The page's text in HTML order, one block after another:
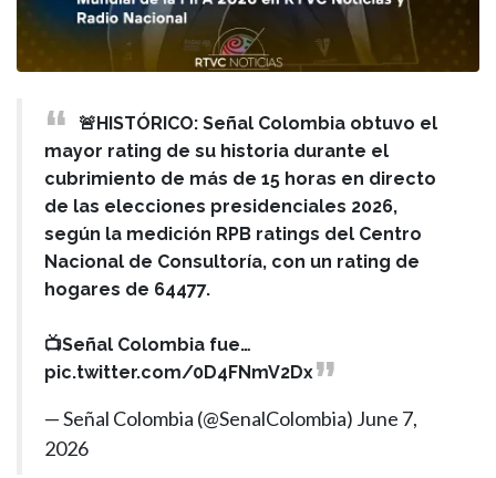
🚨HISTÓRICO: Señal Colombia obtuvo el
mayor rating de su historia durante el
cubrimiento de más de 15 horas en directo
de las elecciones presidenciales 2026,
según la medición RPB ratings del Centro
Nacional de Consultoría, con un rating de
hogares de 64477.
📺Señal Colombia fue…
pic.twitter.com/0D4FNmV2Dx
— Señal Colombia (@SenalColombia) June 7,
2026